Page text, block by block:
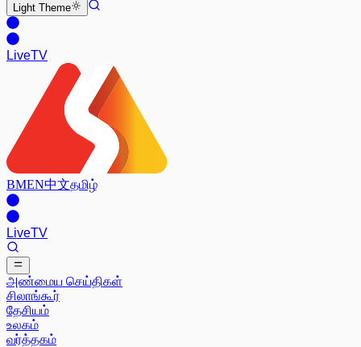
Light Theme
LiveTV
BMEN中文தமிழ்
LiveTV
அண்மைய செய்திகள்
சிலாங்கூர்
தேசியம்
உலகம்
வர்த்தகம்